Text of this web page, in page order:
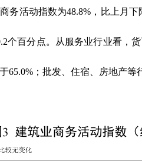
务活动指数为48.8% ，比上月下
个百分点。从服务业行业看，
65.0% ；批发、住宿、房地产